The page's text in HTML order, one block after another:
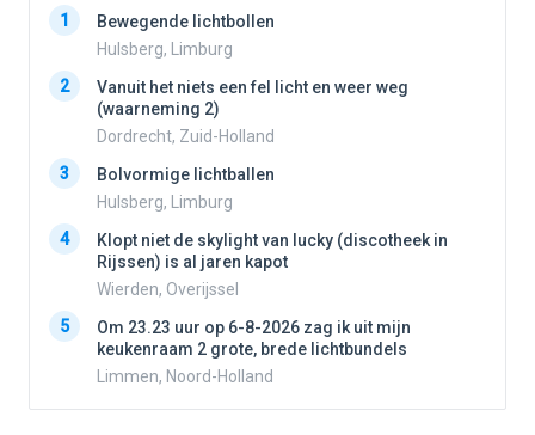
1
Bewegende lichtbollen
Hulsberg, Limburg
2
Vanuit het niets een fel licht en weer weg
(waarneming 2)
Dordrecht, Zuid-Holland
3
Bolvormige lichtballen
Hulsberg, Limburg
4
Klopt niet de skylight van lucky (discotheek in
Rijssen) is al jaren kapot
Wierden, Overijssel
5
Om 23.23 uur op 6-8-2026 zag ik uit mijn
keukenraam 2 grote, brede lichtbundels
Limmen, Noord-Holland